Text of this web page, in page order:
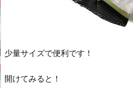
少量サイズで便利です！
開けてみると！